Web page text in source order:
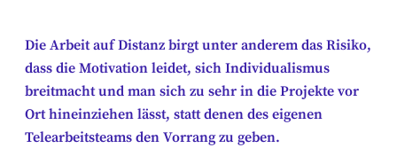
Die Arbeit auf Distanz birgt unter anderem das Risiko,
dass die Motivation leidet, sich Individualismus
breitmacht und man sich zu sehr in die Projekte vor
Ort hineinziehen lässt, statt denen des eigenen
Telearbeitsteams den Vorrang zu geben.